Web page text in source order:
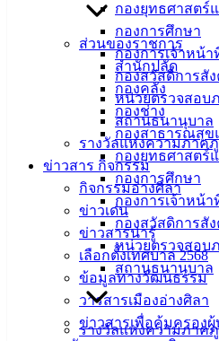
กองยุทธศาสตร์
กองการศึกษา
กองการเจ้าหน้า
กองสวัสดิการสั
หน่วยตรวจสอบ
สถานธนานุบาล
รางวัลแห่งความภาค
ข่าวสาร กิจกรรม
กิจกรรมอ่างศิลา
ข่าวเด่น
ข่าวสารน่ารู้
เลือกตั้งเทศบาล 2568
ข้อมูลทางวัฒนธรรม
วารสารเมืองอ่างศิลา
ข่าวสารเพื่อคุ้มครอง
ส่วนของราชการ
สำนักปลัด
กองคลัง
กองช่าง
กองสาธารณสุข
กองยุทธศาสตร์
กองการศึกษา
กองการเจ้าหน้า
กองสวัสดิการสั
หน่วยตรวจสอบ
สถานธนานุบาล
รางวัลแห่งความภาค
บัตรประจำตัวประชาชน
สมุดตรวจโรคเรื้อรัง (ถ้ามี)
เงื่อนไข : สำหรับผู้ที่มีทะเบียนบ้าน
เท่านั้น และต้องเว้นระยะห่างจาก